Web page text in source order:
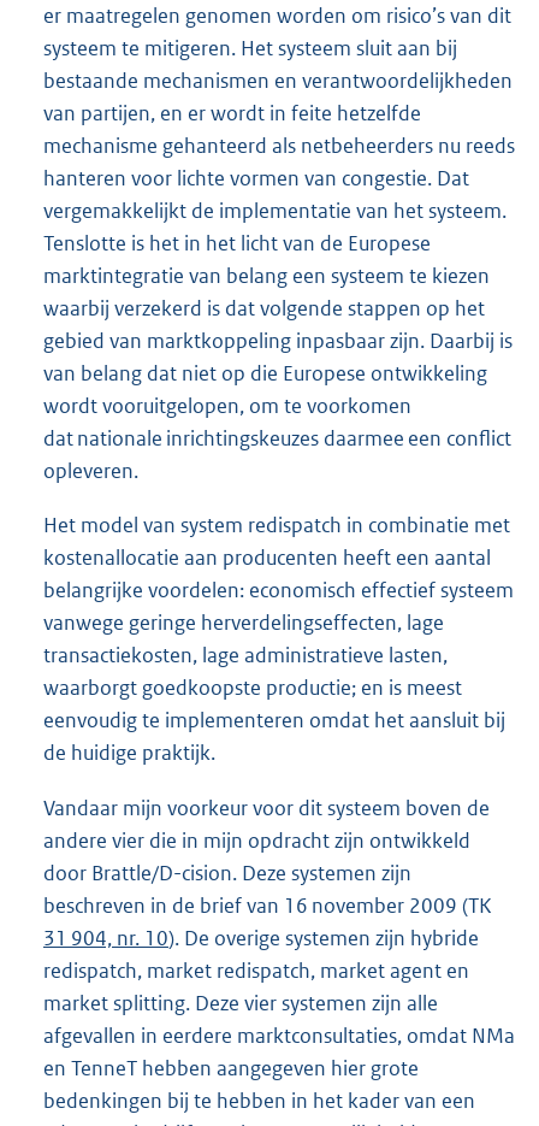
er maatregelen genomen worden om risico’s van dit
systeem te mitigeren. Het systeem sluit aan bij
bestaande mechanismen en verantwoordelijkheden
van partijen, en er wordt in feite hetzelfde
mechanisme gehanteerd als netbeheerders nu reeds
hanteren voor lichte vormen van congestie. Dat
vergemakkelijkt de implementatie van het systeem.
Tenslotte is het in het licht van de Europese
marktintegratie van belang een systeem te kiezen
waarbij verzekerd is dat volgende stappen op het
gebied van marktkoppeling inpasbaar zijn. Daarbij is
van belang dat niet op die Europese ontwikkeling
wordt vooruitgelopen, om te voorkomen
dat nationale inrichtingskeuzes daarmee een conflict
opleveren.
Het model van system redispatch in combinatie met
kostenallocatie aan producenten heeft een aantal
belangrijke voordelen: economisch effectief systeem
vanwege geringe herverdelingseffecten, lage
transactiekosten, lage administratieve lasten,
waarborgt goedkoopste productie; en is meest
eenvoudig te implementeren omdat het aansluit bij
de huidige praktijk.
Vandaar mijn voorkeur voor dit systeem boven de
andere vier die in mijn opdracht zijn ontwikkeld
door Brattle/D-cision. Deze systemen zijn
beschreven in de brief van 16 november 2009 (TK
31 904, nr. 10). De overige systemen zijn hybride
redispatch, market redispatch, market agent en
market splitting. Deze vier systemen zijn alle
afgevallen in eerdere marktconsultaties, omdat NMa
en TenneT hebben aangegeven hier grote
bedenkingen bij te hebben in het kader van een